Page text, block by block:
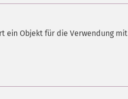
ein Objekt für die Verwendung mit